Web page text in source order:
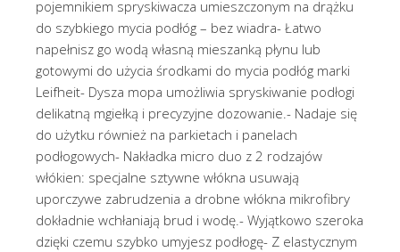
pojemnikiem spryskiwacza umieszczonym na drążku
do szybkiego mycia podłóg – bez wiadra- Łatwo
napełnisz go wodą własną mieszanką płynu lub
gotowymi do użycia środkami do mycia podłóg marki
Leifheit- Dysza mopa umożliwia spryskiwanie podłogi
delikatną mgiełką i precyzyjne dozowanie.- Nadaje się
do użytku również na parkietach i panelach
podłogowych- Nakładka micro duo z 2 rodzajów
włókien: specjalne sztywne włókna usuwają
uporczywe zabrudzenia a drobne włókna mikrofibry
dokładnie wchłaniają brud i wodę.- Wyjątkowo szeroka
dzięki czemu szybko umyjesz podłogę- Z elastycznym